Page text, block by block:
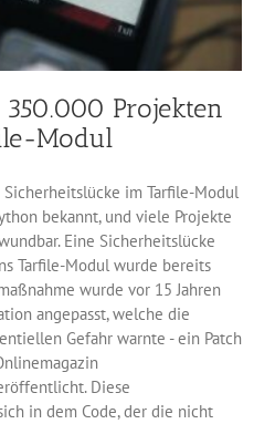
Projekten
Modul
im Tarfile-Modul
bekannt, und viele Projekte
Eine Sicherheitslücke
Tarfile-Modul wurde bereits
wurde vor 15 Jahren
angepasst, welche die
Gefahr warnte - ein Patch
Diese
in dem Code, der die nicht